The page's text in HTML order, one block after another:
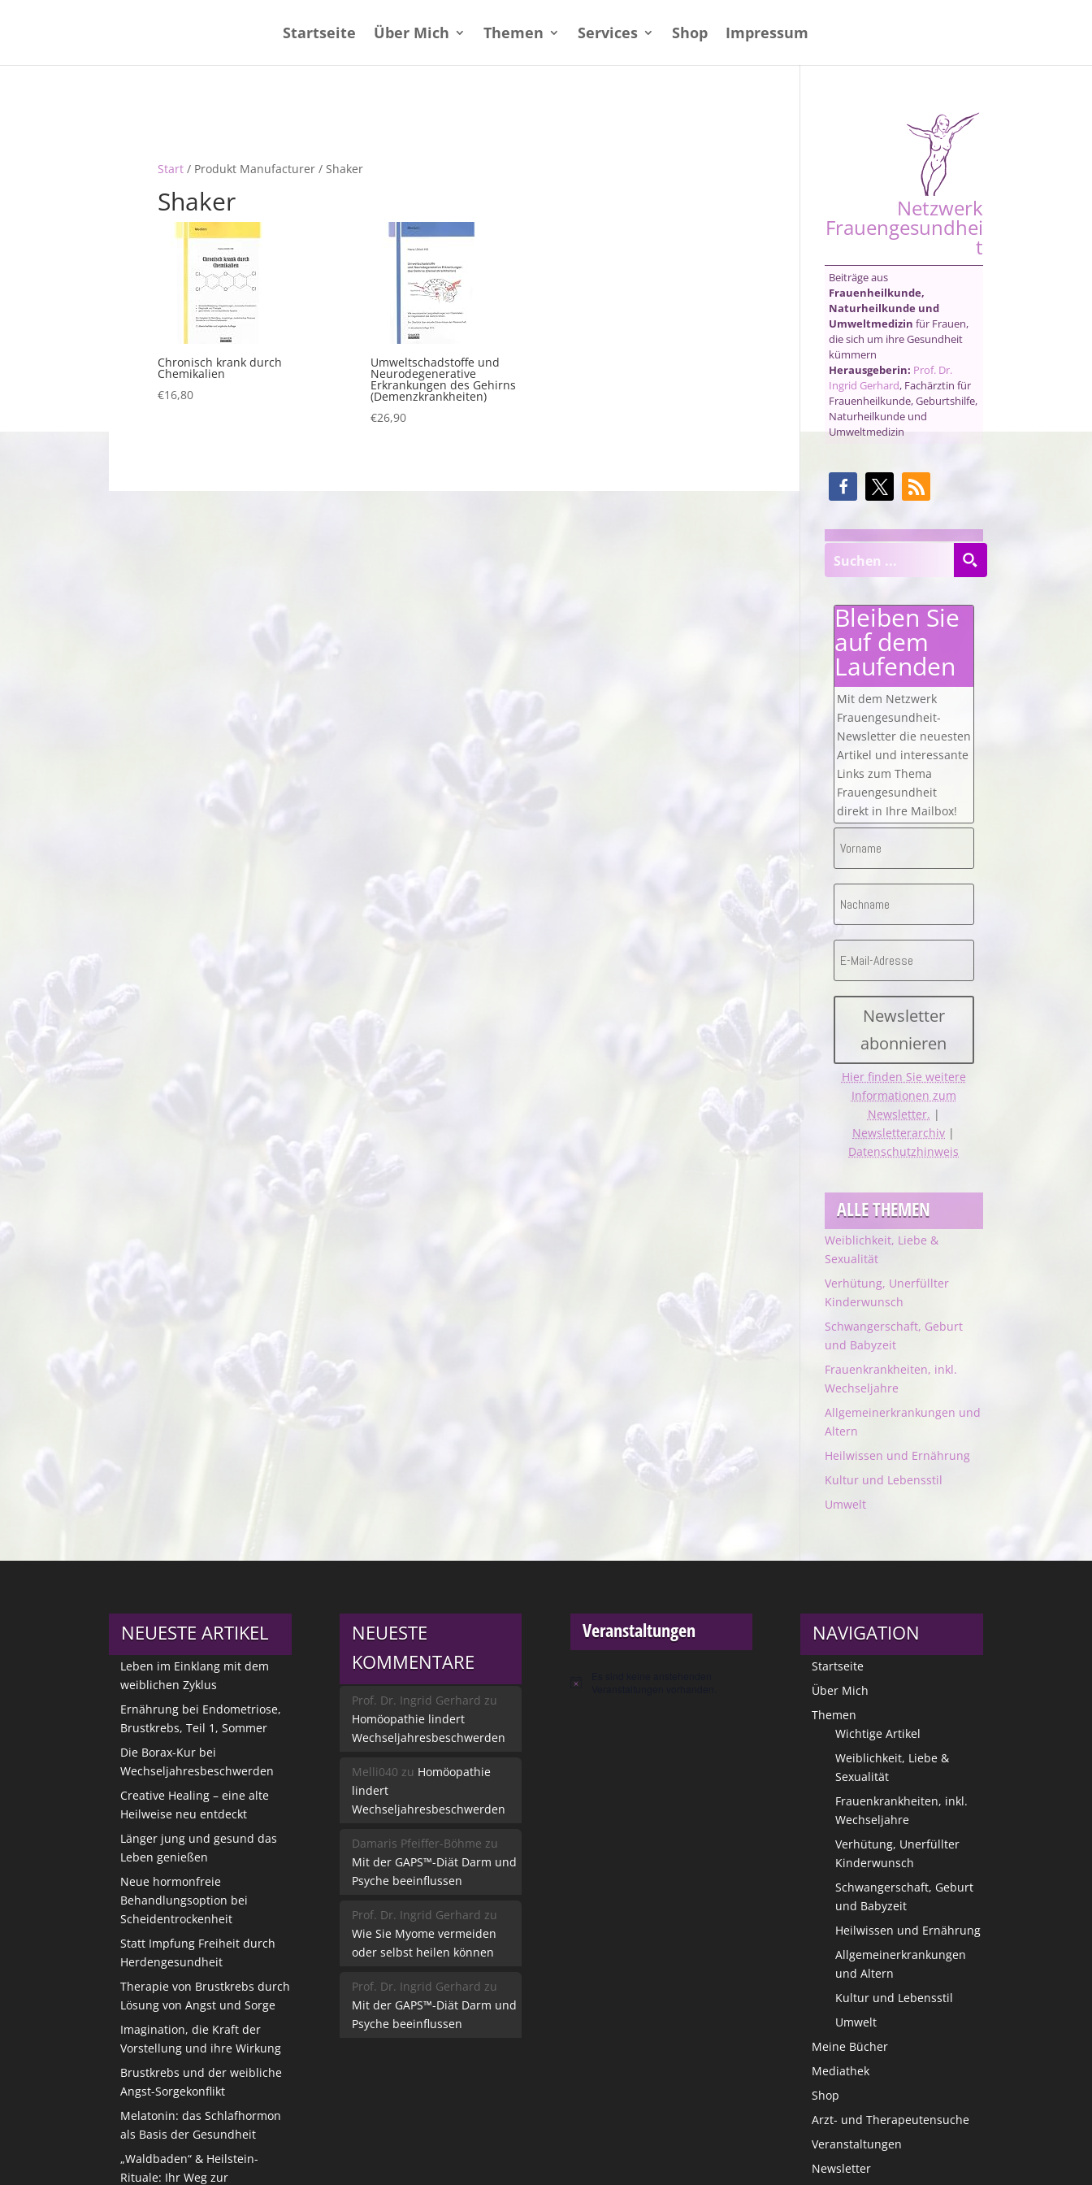
Startseite Über Mich Themen Services Shop Impressum
Start/ Produkt Manufacturer / Shaker
Shaker
Chronisch krank durch
Chemikalien
€16,80
Umweltschadstoffe und
Neurodegenerative
Erkrankungen des Gehirns
(Demenzkrankheiten)
€26,90
Netzwerk
Frauengesundhei
t
Beiträge aus
Frauenheilkunde,
Naturheilkunde und
Umweltmedizin für Frauen,
die sich um ihre Gesundheit
kümmern
Herausgeberin: Prof. Dr.
Ingrid Gerhard, Fachärztin für
Frauenheilkunde, Geburtshilfe,
Naturheilkunde und
Umweltmedizin
Bleiben Sie
auf dem
Laufenden
Mit dem Netzwerk
Frauengesundheit-
Newsletter die neuesten
Artikel und interessante
Links zum Thema
Frauengesundheit
direkt in Ihre Mailbox!
Newsletter
abonnieren
Hier finden Sie weitere
Informationen zum
Newsletter. |
Newsletterarchiv |
Datenschutzhinweis
ALLE THEMEN
Weiblichkeit, Liebe &
Sexualität
Verhütung, Unerfüllter
Kinderwunsch
Schwangerschaft, Geburt
und Babyzeit
Frauenkrankheiten, inkl.
Wechseljahre
Allgemeinerkrankungen und
Altern
Heilwissen und Ernährung
Kultur und Lebensstil
Umwelt
NEUESTE ARTIKEL
Leben im Einklang mit dem
weiblichen Zyklus
Ernährung bei Endometriose,
Brustkrebs, Teil 1, Sommer
Die Borax-Kur bei
Wechseljahresbeschwerden
Creative Healing – eine alte
Heilweise neu entdeckt
Länger jung und gesund das
Leben genießen
Neue hormonfreie
Behandlungsoption bei
Scheidentrockenheit
Statt Impfung Freiheit durch
Herdengesundheit
Therapie von Brustkrebs durch
Lösung von Angst und Sorge
Imagination, die Kraft der
Vorstellung und ihre Wirkung
Brustkrebs und der weibliche
Angst-Sorgekonflikt
Melatonin: das Schlafhormon
als Basis der Gesundheit
„Waldbaden“ & Heilstein-
Rituale: Ihr Weg zur
NEUESTE
KOMMENTARE
Prof. Dr. Ingrid Gerhard zu
Homöopathie lindert
Wechseljahresbeschwerden
Melli040 zu Homöopathie
lindert
Wechseljahresbeschwerden
Damaris Pfeiffer-Böhme zu
Mit der GAPS™-Diät Darm und
Psyche beeinflussen
Prof. Dr. Ingrid Gerhard zu
Wie Sie Myome vermeiden
oder selbst heilen können
Prof. Dr. Ingrid Gerhard zu
Mit der GAPS™-Diät Darm und
Psyche beeinflussen
Veranstaltungen
Hinweis
NAVIGATION
Startseite
Über Mich
Themen
Wichtige Artikel
Weiblichkeit, Liebe &
Sexualität
Frauenkrankheiten, inkl.
Wechseljahre
Verhütung, Unerfüllter
Kinderwunsch
Schwangerschaft, Geburt
und Babyzeit
Heilwissen und Ernährung
Allgemeinerkrankungen
und Altern
Kultur und Lebensstil
Umwelt
Meine Bücher
Mediathek
Shop
Arzt- und Therapeutensuche
Veranstaltungen
Newsletter